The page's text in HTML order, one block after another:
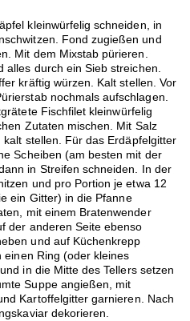
kleinwürfelig schneiden, in
Fond zugießen und
Mit dem Mixstab pürieren.
alles durch ein Sieb streichen.
kräftig würzen. Kalt stellen. Vor
nochmals aufschlagen.
Fischfilet kleinwürfelig
Zutaten mischen. Mit Salz
stellen. Für das Erdäpfelgitter
Scheiben (am besten mit der
in Streifen schneiden. In der
und pro Portion je etwa 12
ein Gitter) in die Pfanne
mit einem Bratenwender
der anderen Seite ebenso
und auf Küchenkrepp
einen Ring (oder kleines
in die Mitte des Tellers setzen
Suppe angießen, mit
Kartoffelgitter garnieren. Nach
dekorieren.